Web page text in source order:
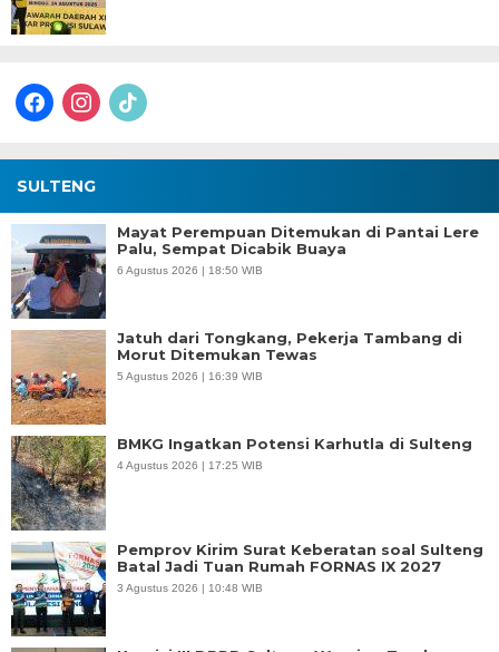
facebookinstagram
tiktok
SULTENG
Mayat Perempuan Ditemukan di Pantai Lere
Palu, Sempat Dicabik Buaya
6 Agustus 2026 | 18:50 WIB
Jatuh dari Tongkang, Pekerja Tambang di
Morut Ditemukan Tewas
5 Agustus 2026 | 16:39 WIB
BMKG Ingatkan Potensi Karhutla di Sulteng
4 Agustus 2026 | 17:25 WIB
Pemprov Kirim Surat Keberatan soal Sulteng
Batal Jadi Tuan Rumah FORNAS IX 2027
3 Agustus 2026 | 10:48 WIB